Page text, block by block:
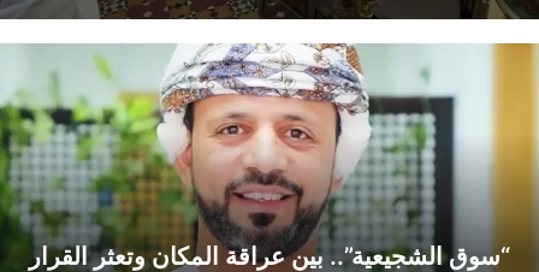
“سوق الشجيعية”.. بين عراقة المكان وتعثر القرار